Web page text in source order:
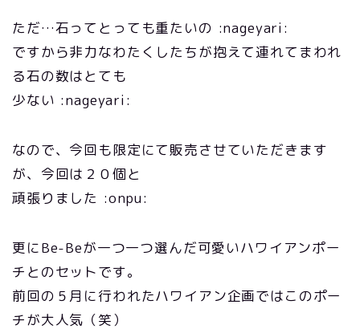
ただ…石ってとっても重たいの :nageyari:
ですから非力なわたくしたちが抱えて連れてまわれ
る石の数はとても
少ない :nageyari:
なので、今回も限定にて販売させていただきます
が、今回は２０個と
頑張りました :onpu:
更にBe-Beが一つ一つ選んだ可愛いハワイアンポー
チとのセットです。
前回の５月に行われたハワイアン企画ではこのポー
チが大人気（笑）